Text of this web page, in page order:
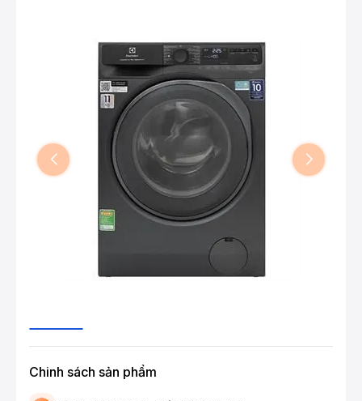
Chinh sách sản phẩm